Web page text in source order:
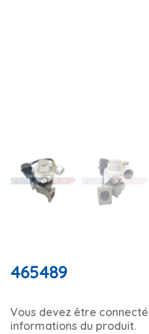
465489
Vous devez être
informations du produit.